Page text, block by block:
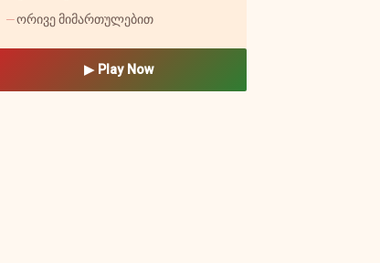
ორივე მიმართულებით
▶ Play Now